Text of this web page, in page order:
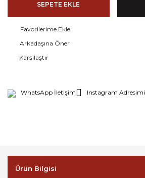
SEPETE EKLE
Arkadaşına Öner
Karşılaştır
WhatsApp İletişim Instagram Adresimi
Ürün Bilgisi